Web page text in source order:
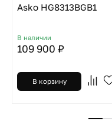
Asko HG8313BGB1
В наличии
109 900 ₽
В корзину